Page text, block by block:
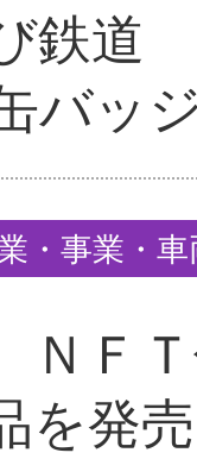
鉄道
バッ
・事業・
ＮＦ
を発売